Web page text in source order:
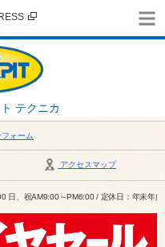
テクニカ
ォーム
アクセスマップ
日、祝AM9:00～PM6:00 / 定休日：年末年